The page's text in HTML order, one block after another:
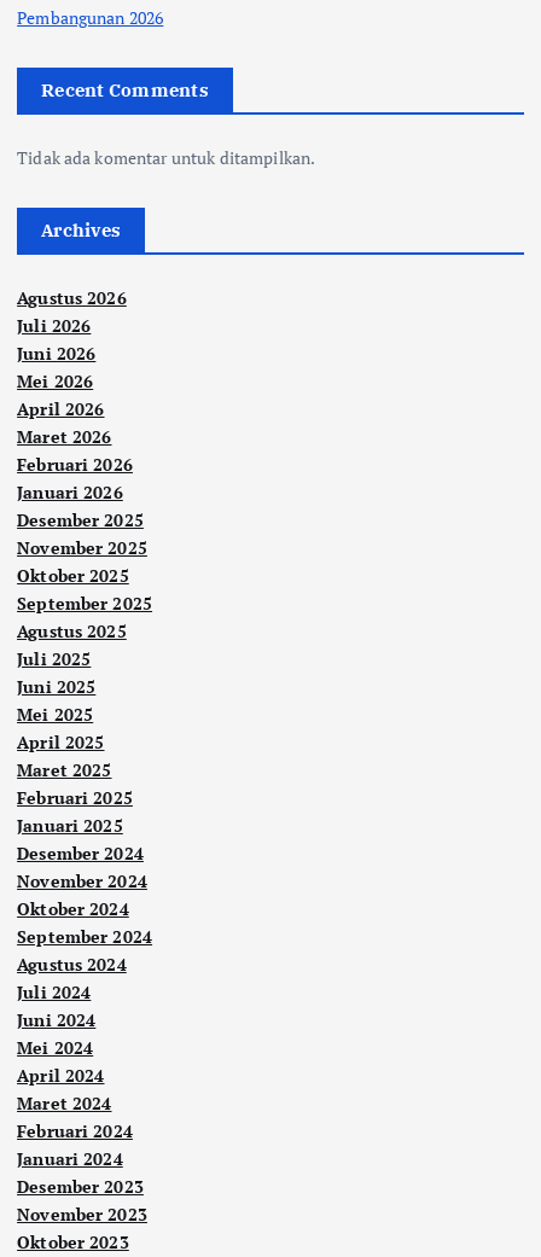
Pembangunan 2026
Recent Comments
Tidak ada komentar untuk ditampilkan.
Archives
Agustus 2026
Juli 2026
Juni 2026
Mei 2026
April 2026
Maret 2026
Februari 2026
Januari 2026
Desember 2025
November 2025
Oktober 2025
September 2025
Agustus 2025
Juli 2025
Juni 2025
Mei 2025
April 2025
Maret 2025
Februari 2025
Januari 2025
Desember 2024
November 2024
Oktober 2024
September 2024
Agustus 2024
Juli 2024
Juni 2024
Mei 2024
April 2024
Maret 2024
Februari 2024
Januari 2024
Desember 2023
November 2023
Oktober 2023